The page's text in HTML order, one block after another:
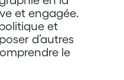
et engagée.
et
d’autres
le